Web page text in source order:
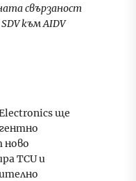
свързаност
към AIDV
ще
ново
TCU и